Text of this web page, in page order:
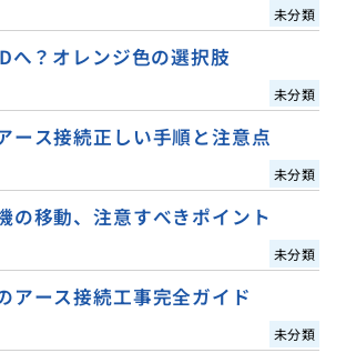
未分類
へ？オレンジ色の選択肢
未分類
ース接続正しい手順と注意点
未分類
の移動、注意すべきポイント
未分類
アース接続工事完全ガイド
未分類